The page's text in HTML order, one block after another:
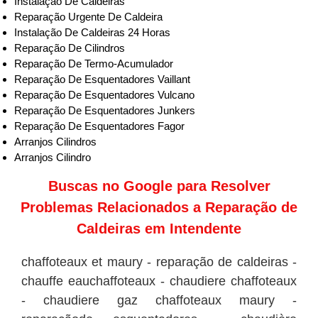
Reparação Urgente De Caldeira
Instalação De Caldeiras 24 Horas
Reparação De Cilindros
Reparação De Termo-Acumulador
Reparação De Esquentadores Vaillant
Reparação De Esquentadores Vulcano
Reparação De Esquentadores Junkers
Reparação De Esquentadores Fagor
Arranjos Cilindros
Arranjos Cilindro
Buscas no Google para Resolver
Problemas Relacionados a Reparação de
Caldeiras em Intendente
chaffoteaux et maury - reparação de caldeiras -
chauffe eauchaffoteaux - chaudiere chaffoteaux
- chaudiere gaz chaffoteaux maury -